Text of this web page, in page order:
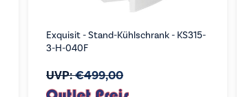
Exquisit - Stand-Kühlschrank - KS315-
3-H-040F
UVP:€499,00